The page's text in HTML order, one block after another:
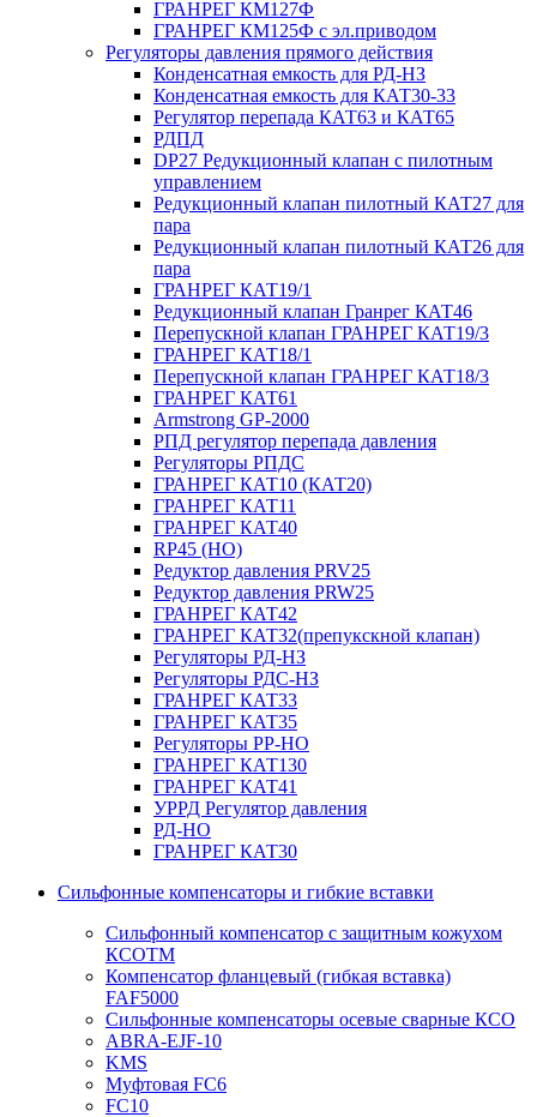
ГРАНРЕГ КМ127Ф
ГРАНРЕГ КМ125Ф с эл.приводом
Регуляторы давления прямого действия
Конденсатная емкость для РД-НЗ
Конденсатная емкость для КАТ30-33
Регулятор перепада КАТ63 и КАТ65
РДПД
DP27 Редукционный клапан с пилотным
управлением
Редукционный клапан пилотный КАТ27 для
пара
Редукционный клапан пилотный КАТ26 для
пара
ГРАНРЕГ КАТ19/1
Редукционный клапан Гранрег КАТ46
Перепускной клапан ГРАНРЕГ КАТ19/3
ГРАНРЕГ КАТ18/1
Перепускной клапан ГРАНРЕГ КАТ18/3
ГРАНРЕГ КАТ61
Armstrong GP-2000
РПД регулятор перепада давления
Регуляторы РПДС
ГРАНРЕГ КАТ10 (КАТ20)
ГРАНРЕГ КАТ11
ГРАНРЕГ КАТ40
RP45 (НО)
Редуктор давления PRV25
Редуктор давления PRW25
ГРАНРЕГ КАТ42
ГРАНРЕГ КАТ32(препукскной клапан)
Регуляторы РД-НЗ
Регуляторы РДС-НЗ
ГРАНРЕГ КАТ33
ГРАНРЕГ КАТ35
Регуляторы РР-НО
ГРАНРЕГ КАТ130
ГРАНРЕГ КАТ41
УРРД Регулятор давления
РД-НО
ГРАНРЕГ КАТ30
Сильфонные компенсаторы и гибкие вставки
Сильфонный компенсатор с защитным кожухом
КСОТM
Компенсатор фланцевый (гибкая вставка)
FAF5000
Сильфонные компенсаторы осевые сварные КСО
ABRA-EJF-10
KMS
Муфтовая FC6
FC10